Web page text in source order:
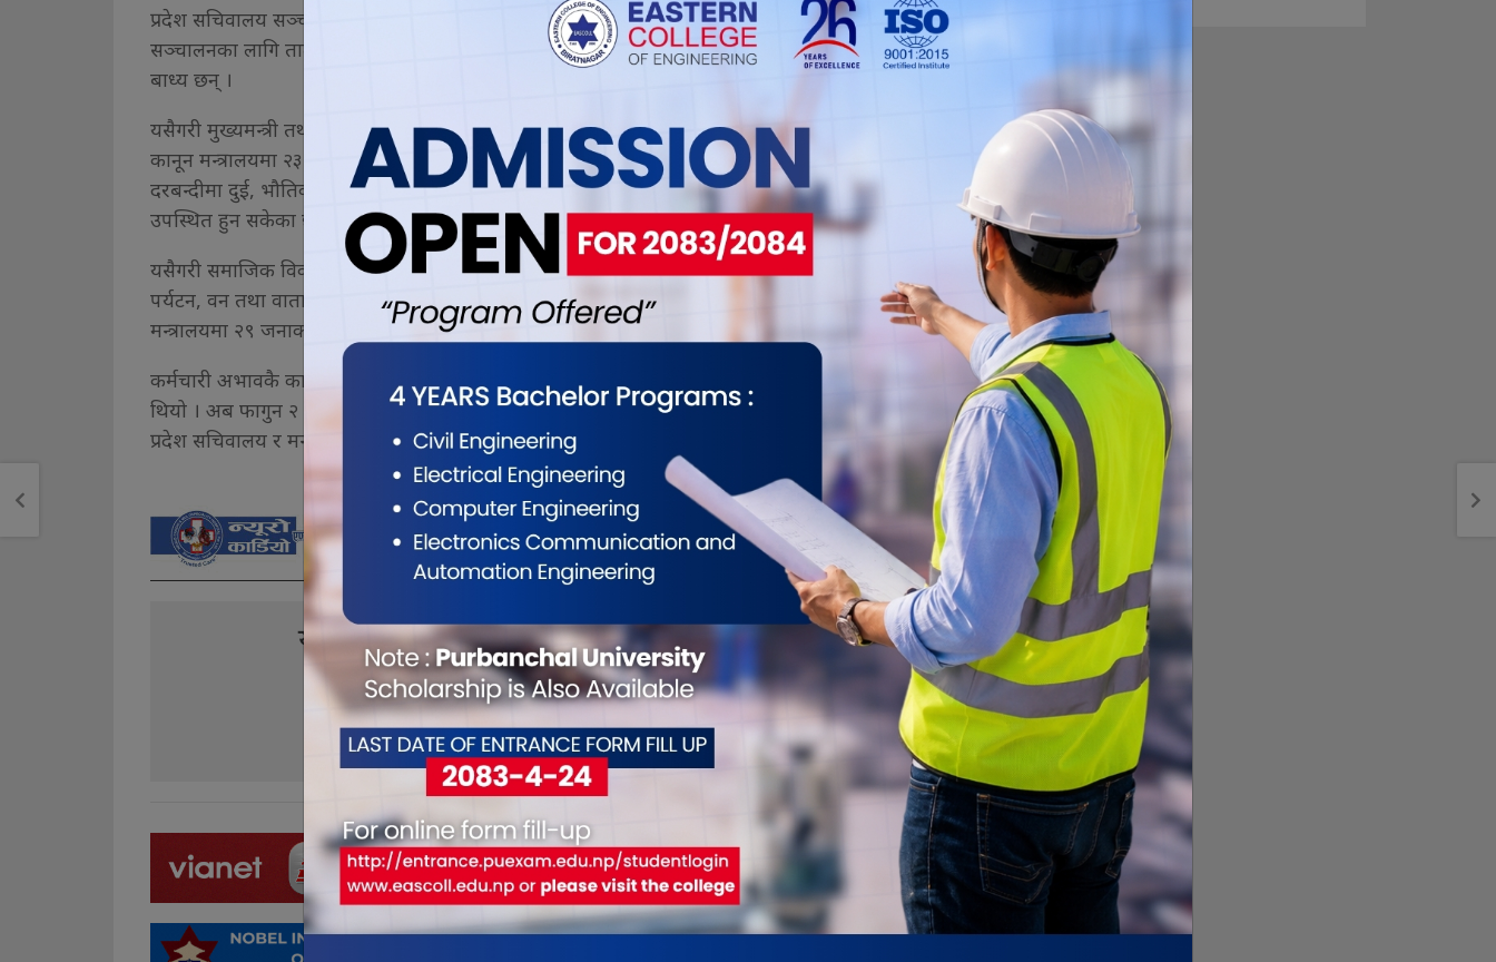
प्रदेश सचिवालय सञ्चालनका लागि २७ जना कर्मचारीको दरबन्दी रहे पनि कर्मचारी नआएपछि प्रदेशसभा
सञ्चालनका लागि तालीम दिन खटिएका सहसचिव लगायतका सात जनाले नै सचिवालयको कामकाज गर्न
बाध्य छन् ।
यसैगरी मुख्यमन्त्री तथा मन्त्रिपरिषद्को कार्यालयमा २१ जनाको दरबन्दीमा आठ, आन्तरिक मामिला तथा
कानून मन्त्रालयमा २३ जनाको दरबन्दीमा चार, आर्थिक मामिला तथा योजना मन्त्रालयमा १८ जनाको
दरबन्दीमा दुई, भौतिक पूर्वाधार तथा विकास मन्त्रालयमा २४ जनाको दरबन्दीमा दुईजना कर्मचारी मात्र
उपस्थित हुन सकेका छन् ।
यसैगरी समाजिक विकास मन्त्रालयमा ३० जनाको दरबन्दीमा एकजना पनि उपस्थित हुन सकेको छैन । उद्योग
पर्यटन, वन तथा वातावरण मन्त्रालयमा २९ जनाको दरबन्दीमा चार र भूमि व्यवस्था कृषि तथा सहकारी
मन्त्रालयमा २९ जनाको दरबन्दीमा एकजना मात्र उपस्थित हुन सकेको छ ।
कर्मचारी अभावकै कारण २१ गते भएको प्रदेश नं २ को पहिलो प्रदेशसभा बैठकमा केही अप्ठ्यारो भएको
थियो । अब फागुन २ गते सभामुख र उपसभामुखको निर्वाचनलगत्तै प्रदेश सरकार गठन प्रक्रिया शुरु हुनेछ तर
प्रदेश सचिवालय र मन्त्रालयमा कर्मचारी नभएकै कारण तयारीमा समस्या भइरहेको बताइएको छ ।
यो खबर पढेर तपाईलाई कस्तो महसुस भयो ?
0 0 0 0 0